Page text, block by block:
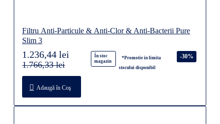
Filtru Anti-Particule & Anti-Clor & Anti-Bacterii Pure
Slim 3
În stoc
magazin
*Promotie in limita
stocului disponibil
-30%
1.236,44 lei
1.766,33 lei
Adaugă în Coş